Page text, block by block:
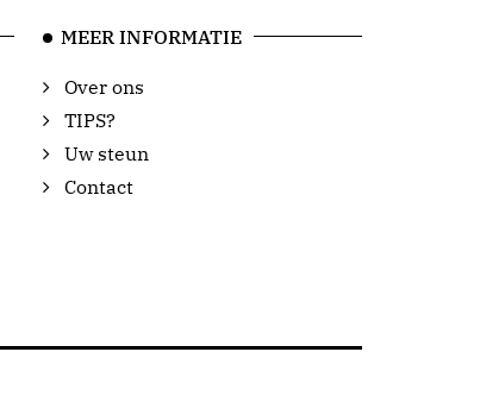
MEER INFORMATIE
Over ons
TIPS?
Uw steun
Contact